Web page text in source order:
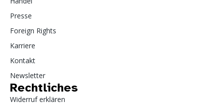
Presse
Foreign Rights
Karriere
Kontakt
Newsletter
Rechtliches
Widerruf erklären